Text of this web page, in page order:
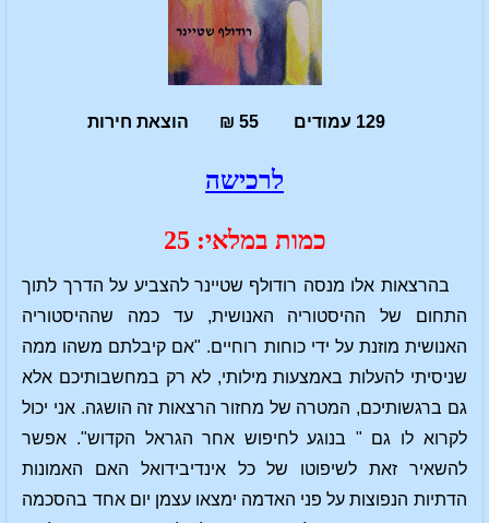
129 עמודים 55 ₪ הוצאת חירות
לרכישה
כמות במלאי: 25
בהרצאות אלו מנסה רודולף שטיינר להצביע על הדרך לתוך
התחום של ההיסטוריה האנושית, עד כמה שההיסטוריה
האנושית מוזנת על ידי כוחות רוחיים. "אם קיבלתם משהו ממה
שניסיתי להעלות באמצעות מילותי, לא רק במחשבותיכם אלא
גם ברגשותיכם, המטרה של מחזור הרצאות זה הושגה. אני יכול
לקרוא לו גם " בנוגע לחיפוש אחר הגראל הקדוש". אפשר
להשאיר זאת לשיפוטו של כל אינדיבידואל האם האמונות
הדתיות הנפוצות על פני האדמה ימצאו עצמן יום אחד בהסכמה